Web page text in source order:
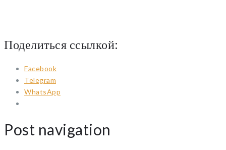
Поделиться ссылкой:
Facebook
Telegram
WhatsApp
Post navigation